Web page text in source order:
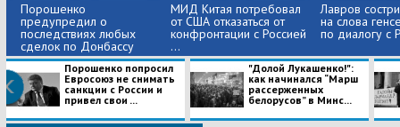
Порошенко
предупредил о
последствиях любых
сделок по Донбассу
без...
МИД Китая потребовал
от США отказаться от
конфронтации с Россией
...
Лавров
на слова
по диалогу с
Порошенко попросил
Евросоюз не снимать
санкции с России и
привел свои ...
"Долой Лукашенко!":
как начинался “Марш
рассерженных
белорусов” в Минс...